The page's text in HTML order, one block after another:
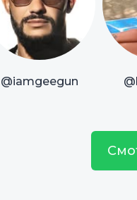
@iamgeegun